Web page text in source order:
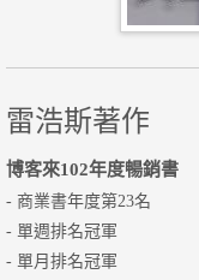
雷浩斯著作
博客來102年度暢銷書
- 商業書年度第23名
- 單週排名冠軍
- 單月排名冠軍